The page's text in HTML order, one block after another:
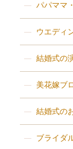
パパママ
ウエディ
結婚式の
美花嫁ブ
結婚式の
ブライダ